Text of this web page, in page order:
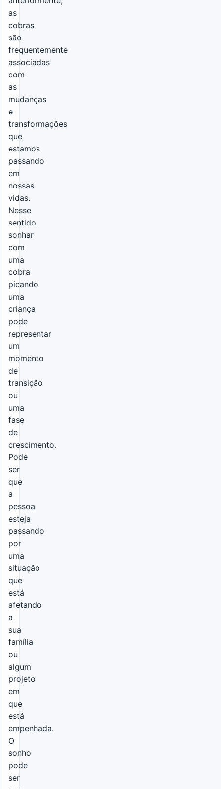
as
cobras
são
frequentemente
associadas
com
as
mudanças
e
transformações
que
estamos
passando
em
nossas
vidas.
Nesse
sentido,
sonhar
com
uma
cobra
picando
uma
criança
pode
representar
um
momento
de
transição
ou
uma
fase
de
crescimento.
Pode
ser
que
a
pessoa
esteja
passando
por
uma
situação
que
está
afetando
a
sua
família
ou
algum
projeto
em
que
está
empenhada.
O
sonho
pode
ser